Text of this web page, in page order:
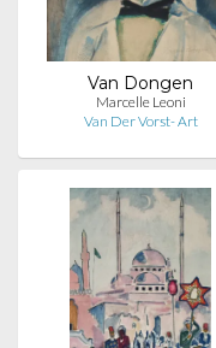
Van Dongen
Marcelle Leoni
Van Der Vorst- Art